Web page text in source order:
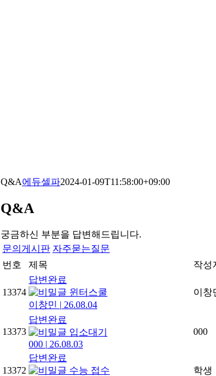
Q&A에듀셀파2024-01-09T11:58:00+09:00
Q&A
궁금하신 부분을 답변해드립니다.
문의게시판 자주묻는질문
번호
제목 작성
13374
답변완료
윈터스쿨
이창민 | 26.08.04
이창
13373
답변완료
입소대기
000 | 26.08.03
000
13372
답변완료
수능 접수
학생